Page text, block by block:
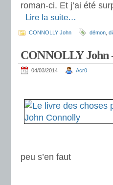
roman-ci. Et j’ai été
Lire la suite…
CONNOLLY John démon
CONNOLLY John
04/03/2014 Acr0
peu s’en faut